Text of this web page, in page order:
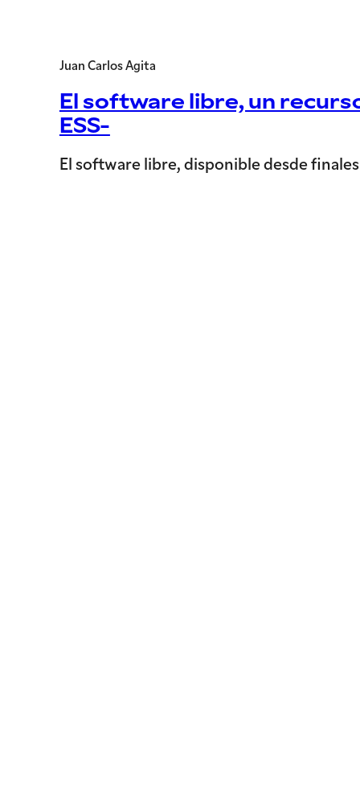
Juan Carlos Agita
El software libre, un
ESS-
El software libre, disponible desde